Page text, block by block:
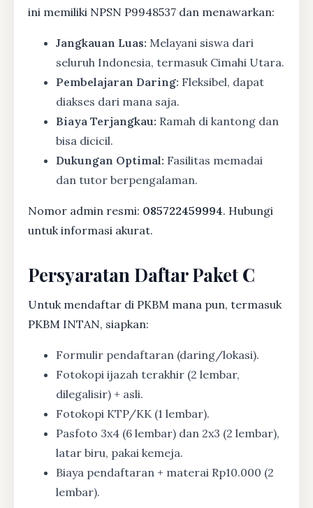
ini memiliki NPSN P9948537 dan menawarkan:
Jangkauan Luas: Melayani siswa dari
seluruh Indonesia, termasuk Cimahi Utara.
Pembelajaran Daring: Fleksibel, dapat
diakses dari mana saja.
Biaya Terjangkau: Ramah di kantong dan
bisa dicicil.
Dukungan Optimal: Fasilitas memadai
dan tutor berpengalaman.
Nomor admin resmi: 085722459994. Hubungi
untuk informasi akurat.
Persyaratan Daftar Paket C
Untuk mendaftar di PKBM mana pun, termasuk
PKBM INTAN, siapkan:
Formulir pendaftaran (daring/lokasi).
Fotokopi ijazah terakhir (2 lembar,
dilegalisir) + asli.
Fotokopi KTP/KK (1 lembar).
Pasfoto 3x4 (6 lembar) dan 2x3 (2 lembar),
latar biru, pakai kemeja.
Biaya pendaftaran + materai Rp10.000 (2
lembar).